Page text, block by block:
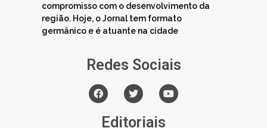
compromisso com o desenvolvimento da
região. Hoje, o Jornal tem formato
germânico e é atuante na cidade
Redes Sociais
Editoriais